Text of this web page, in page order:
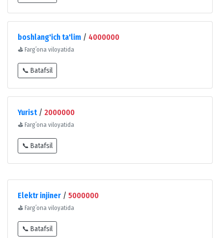
boshlang'ich ta'lim / 4000000
⛳ Fargʻona viloyatida
📞 Batafsil
Yurist/ 2000000
⛳ Fargʻona viloyatida
📞 Batafsil
Elektr injiner / 5000000
⛳ Fargʻona viloyatida
📞 Batafsil